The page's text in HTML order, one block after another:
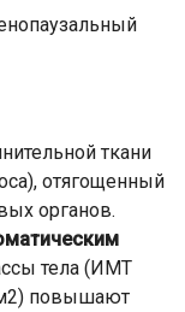
ткани
отягощенный
органов.
тела (ИМТ
повышают